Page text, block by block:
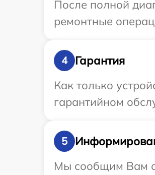
После полной
ремонтные
4
Гарантия
Как только
гарантийном
5
Мы сообщим Вам о